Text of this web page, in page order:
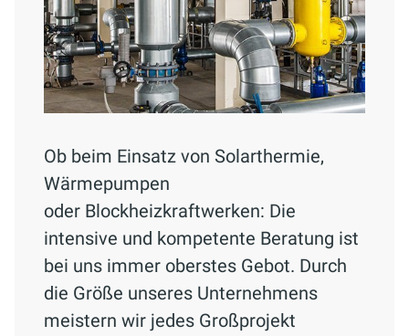
Ob beim Einsatz von Solarthermie,
Wärmepumpen
oder Blockheizkraftwerken: Die
intensive und kompetente Beratung ist
bei uns immer oberstes Gebot. Durch
die Größe unseres Unternehmens
meistern wir jedes Großprojekt